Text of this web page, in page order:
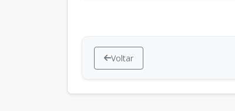
Voltar